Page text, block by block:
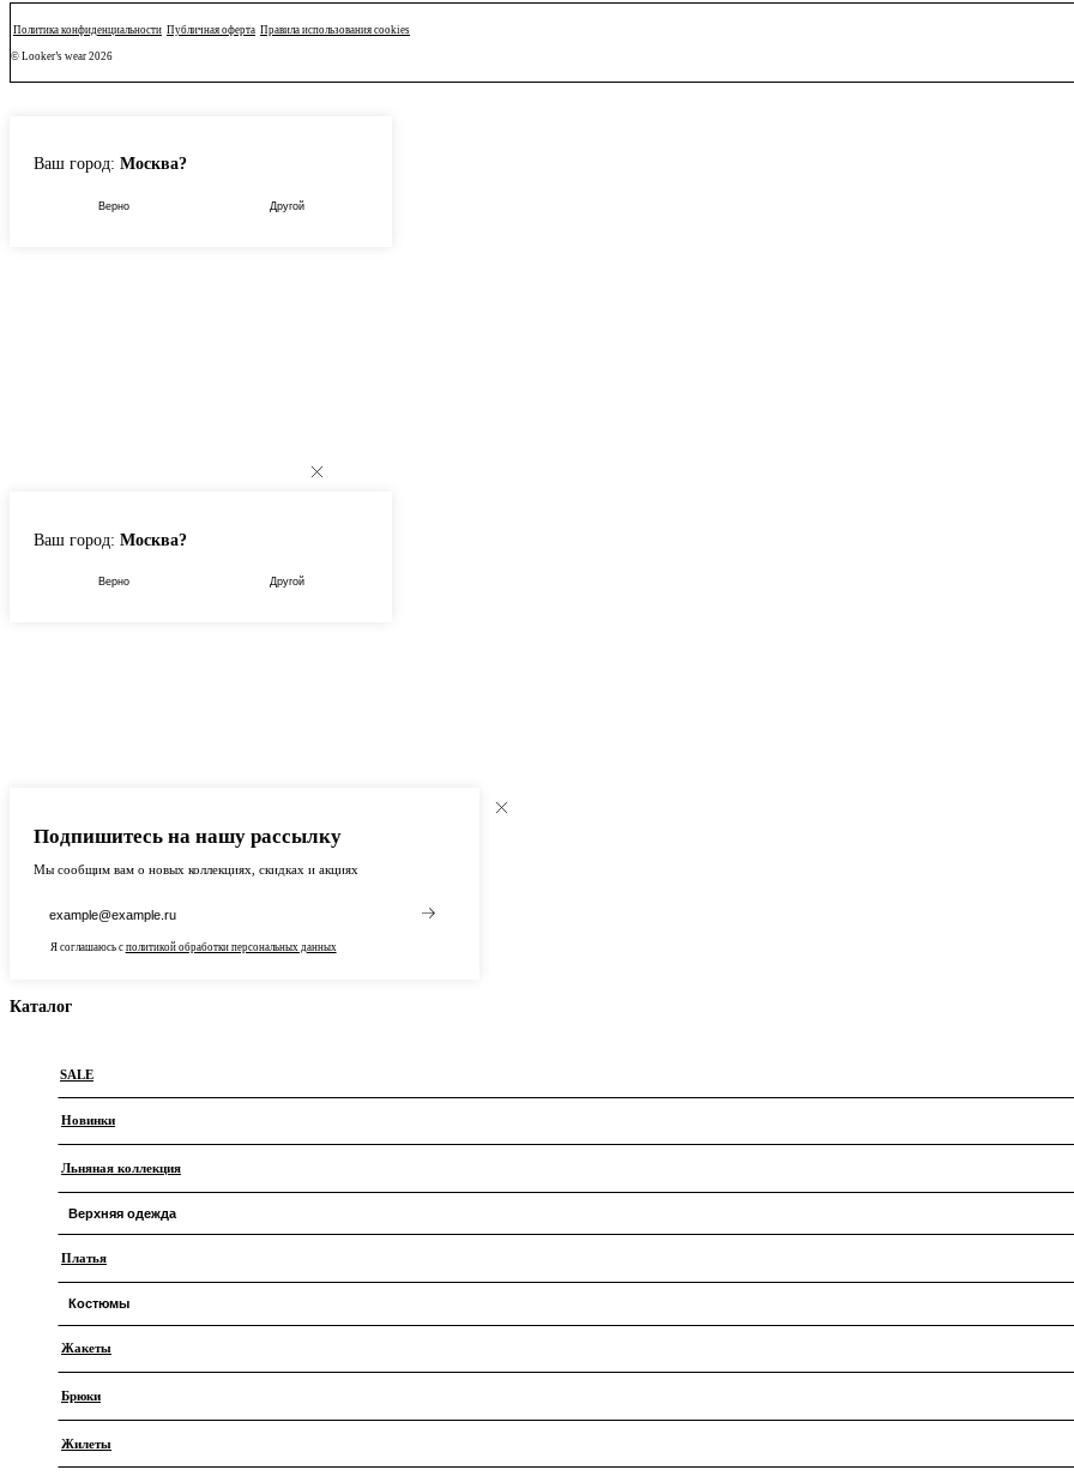
Политика конфиденциальности Публичная оферта Правила использования cookies
© Looker’s wear 2026
Ваш город: Москва?
Верно Другой
Ваш город: Москва?
Верно Другой
Подпишитесь на нашу рассылку
Мы сообщим вам о новых коллекциях, скидках и акциях
Я соглашаюсь с политикой обработки персональных данных
Каталог
SALE
Новинки
Льняная коллекция
Верхняя одежда
Плащи
Длинные кардиганы
Платья
Костюмы
Классические
Жакеты
Брюки
Жилеты